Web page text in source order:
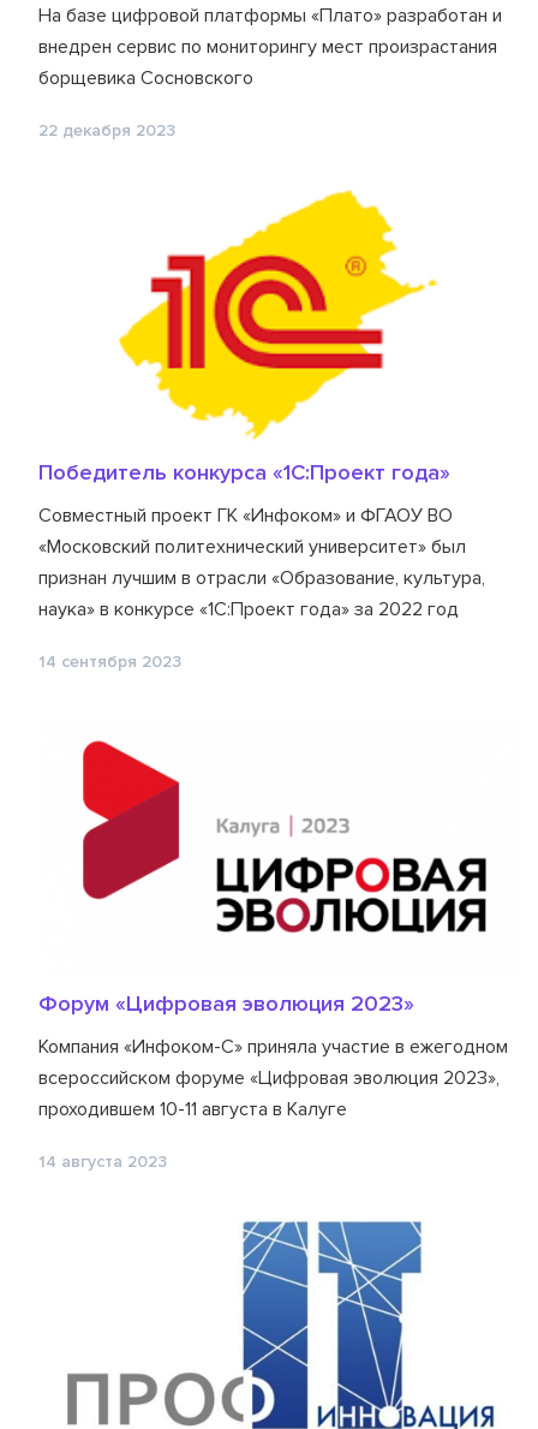
На базе цифровой платформы «Плато» разработан и
внедрен сервис по мониторингу мест произрастания
борщевика Сосновского
22 декабря 2023
Победитель конкурса «1С:Проект года»
Совместный проект ГК «Инфоком» и ФГАОУ ВО
«Московский политехнический университет» был
признан лучшим в отрасли «Образование, культура,
наука» в конкурсе «1С:Проект года» за 2022 год
14 сентября 2023
Форум «Цифровая эволюция 2023»
Компания «Инфоком-С» приняла участие в ежегодном
всероссийском форуме «Цифровая эволюция 2023»,
проходившем 10-11 августа в Калуге
14 августа 2023